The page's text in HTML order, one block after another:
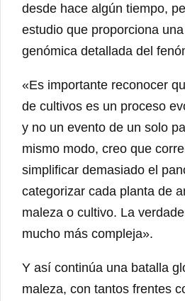
desde hace algún tiempo,
estudio que proporciona
genómica detallada del
«Es importante reconocer
de cultivos es un proceso
y no un evento de un solo
mismo modo, creo que
simplificar demasiado el
categorizar cada planta de
maleza o cultivo. La
mucho más compleja».
Y así continúa una batalla
maleza, con tantos frentes